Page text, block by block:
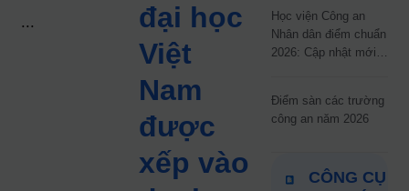
...
đại học
Việt
Nam
được
xếp vào
Học viện Công an
Nhân dân điểm chuẩn
2026: Cập nhật mới
Điểm sàn các trường
công an năm 2026
CÔNG CỤ